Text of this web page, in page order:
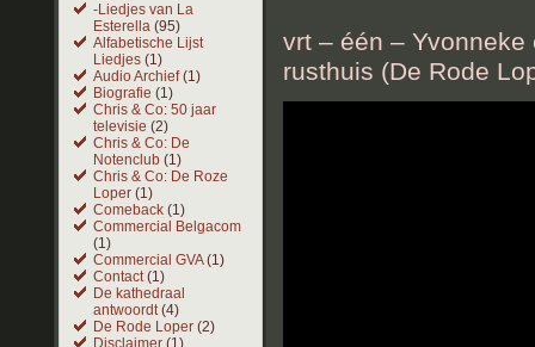
-Liedjes van La
Esterella (95)
Alfabetische Lijst
Liedjes (1)
Audio Archief(1)
Biografie (1)
Chris & Co: 50 jaar
televisie (2)
Chris & Co: De
Notenclub (1)
Chris & Co: De Roze
Loper (1)
Comeback (1)
Commercial Belgacom
(1)
Commercial GVA(1)
Contact(1)
De kathedraal
antwoordt(4)
De Rode Loper (2)
Disclaimer (1)
vrt – één –
rusthuis (De Rode